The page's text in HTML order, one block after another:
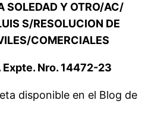
SOLEDAD Y OTRO/AC/
S/RESOLUCION DE
COMERCIALES
Expte. Nro. 14472-23
disponible en el Blog de